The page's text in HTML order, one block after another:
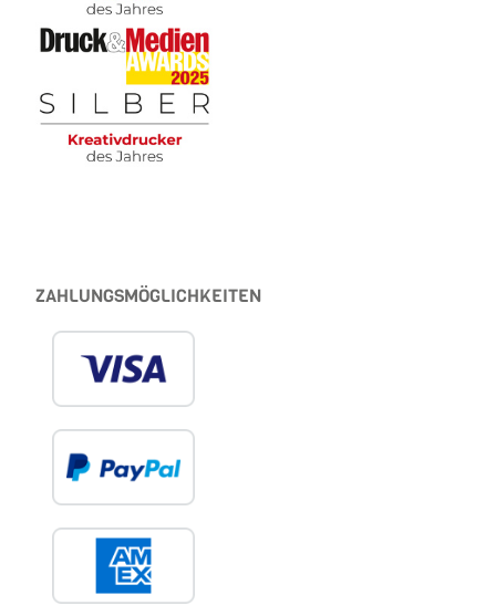
ZAHLUNGSMÖGLICHKEITEN